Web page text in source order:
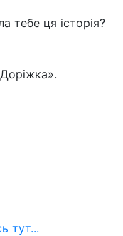
тебе ця історія?
тут...